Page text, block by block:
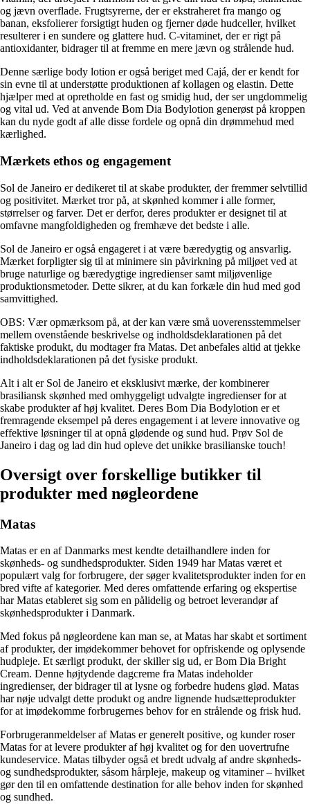
og jævn overflade. Frugtsyrerne, der er ekstraheret fra mango og
banan, eksfolierer forsigtigt huden og fjerner døde hudceller, hvilket
resulterer i en sundere og glattere hud. C-vitaminet, der er rigt på
antioxidanter, bidrager til at fremme en mere jævn og strålende hud.
Denne særlige body lotion er også beriget med Cajá, der er kendt for
sin evne til at understøtte produktionen af kollagen og elastin. Dette
hjælper med at opretholde en fast og smidig hud, der ser ungdommelig
og vital ud. Ved at anvende Bom Dia Bodylotion generøst på kroppen
kan du nyde godt af alle disse fordele og opnå din drømmehud med
kærlighed.
Mærkets ethos og engagement
Sol de Janeiro er dedikeret til at skabe produkter, der fremmer selvtillid
og positivitet. Mærket tror på, at skønhed kommer i alle former,
størrelser og farver. Det er derfor, deres produkter er designet til at
omfavne mangfoldigheden og fremhæve det bedste i alle.
Sol de Janeiro er også engageret i at være bæredygtig og ansvarlig.
Mærket forpligter sig til at minimere sin påvirkning på miljøet ved at
bruge naturlige og bæredygtige ingredienser samt miljøvenlige
produktionsmetoder. Dette sikrer, at du kan forkæle din hud med god
samvittighed.
OBS: Vær opmærksom på, at der kan være små uoverensstemmelser
mellem ovenstående beskrivelse og indholdsdeklarationen på det
faktiske produkt, du modtager fra Matas. Det anbefales altid at tjekke
indholdsdeklarationen på det fysiske produkt.
Alt i alt er Sol de Janeiro et eksklusivt mærke, der kombinerer
brasiliansk skønhed med omhyggeligt udvalgte ingredienser for at
skabe produkter af høj kvalitet. Deres Bom Dia Bodylotion er et
fremragende eksempel på deres engagement i at levere innovative og
effektive løsninger til at opnå glødende og sund hud. Prøv Sol de
Janeiro i dag og lad din hud opleve det unikke brasilianske touch!
Oversigt over forskellige butikker til
produkter med nøgleordene
Matas
Matas er en af Danmarks mest kendte detailhandlere inden for
skønheds- og sundhedsprodukter. Siden 1949 har Matas været et
populært valg for forbrugere, der søger kvalitetsprodukter inden for en
bred vifte af kategorier. Med deres omfattende erfaring og ekspertise
har Matas etableret sig som en pålidelig og betroet leverandør af
skønhedsprodukter i Danmark.
Med fokus på nøgleordene kan man se, at Matas har skabt et sortiment
af produkter, der imødekommer behovet for opfriskende og oplysende
hudpleje. Et særligt produkt, der skiller sig ud, er Bom Dia Bright
Cream. Denne højtydende dagcreme fra Matas indeholder
ingredienser, der bidrager til at lysne og forbedre hudens glød. Matas
har nøje udvalgt dette produkt og andre lignende hudsætteprodukter
for at imødekomme forbrugernes behov for en strålende og frisk hud.
Forbrugeranmeldelser af Matas er generelt positive, og kunder roser
Matas for at levere produkter af høj kvalitet og for den uovertrufne
kundeservice. Matas tilbyder også et bredt udvalg af andre skønheds-
og sundhedsprodukter, såsom hårpleje, makeup og vitaminer – hvilket
gør den til en omfattende destination for alle behov inden for skønhed
og sundhed.